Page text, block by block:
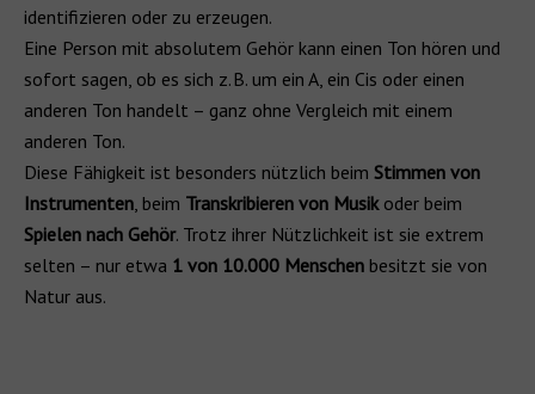
identifizieren oder zu erzeugen.
Eine Person mit absolutem Gehör kann einen Ton hören und
sofort sagen, ob es sich z. B. um ein A, ein Cis oder einen
anderen Ton handelt – ganz ohne Vergleich mit einem
anderen Ton.
Diese Fähigkeit ist besonders nützlich beim Stimmen von
Instrumenten, beim Transkribieren von Musikoder beim
Spielen nach Gehör. Trotz ihrer Nützlichkeit ist sie extrem
selten – nur etwa 1 von 10.000 Menschen besitzt sie von
Natur aus.